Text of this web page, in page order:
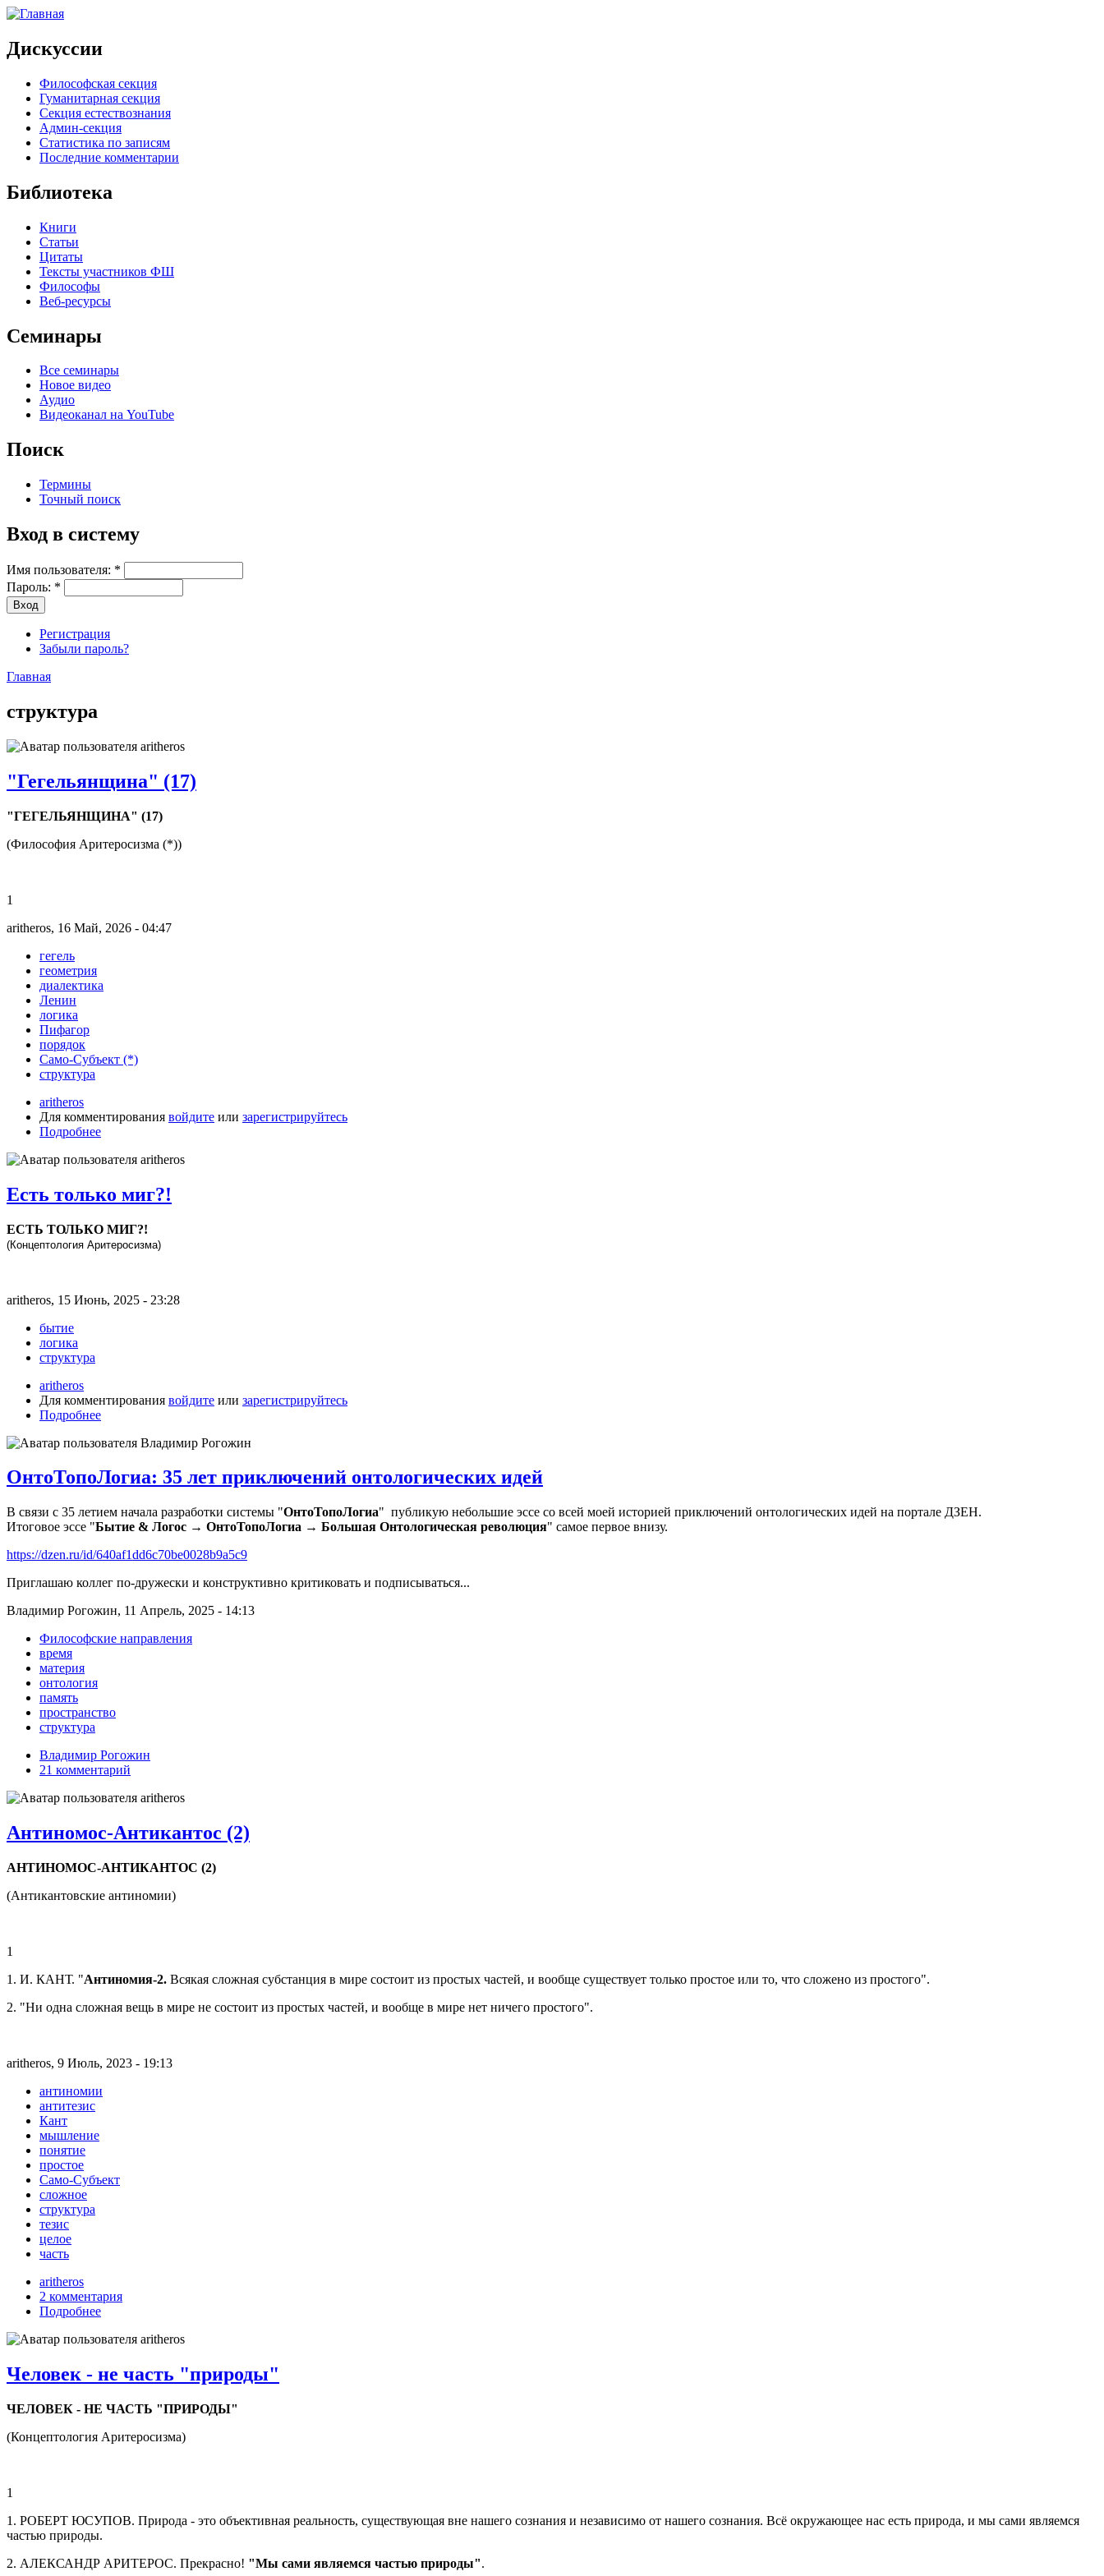
Дискуссии
Философская секция
Гуманитарная секция
Секция естествознания
Админ-секция
Статистика по записям
Последние комментарии
Библиотека
Книги
Статьи
Цитаты
Тексты участников ФШ
Философы
Веб-ресурсы
Семинары
Все семинары
Новое видео
Аудио
Видеоканал на YouTube
Поиск
Термины
Точный поиск
Вход в систему
Имя пользователя: *
Пароль: *
Регистрация
Забыли пароль?
Главная
структура
"Гегельянщина" (17)
"ГЕГЕЛЬЯНЩИНА" (17)
(Философия Аритеросизма (*))
1
aritheros, 16 Май, 2026 - 04:47
гегель
геометрия
диалектика
Ленин
логика
Пифагор
порядок
Само-Субъект (*)
структура
aritheros
Для комментирования войдите или зарегистрируйтесь
Подробнее
Есть только миг?!
ЕСТЬ ТОЛЬКО МИГ?!
(Концептология Аритеросизма)
aritheros, 15 Июнь, 2025 - 23:28
бытие
логика
структура
aritheros
Для комментирования войдите или зарегистрируйтесь
Подробнее
ОнтоТопоЛогиа: 35 лет приключений онтологических идей
В связи с 35 летием начала разработки системы "ОнтоТопоЛогиа" публикую небольшие эссе со всей моей историей приключений онтологических идей на портале ДЗЕН.
Итоговое эссе "Бытие & Логос → ОнтоТопоЛогиа → Большая Онтологическая революция" самое первое внизу.
https://dzen.ru/id/640af1dd6c70be0028b9a5c9
Приглашаю коллег по-дружески и конструктивно критиковать и подписываться...
Владимир Рогожин, 11 Апрель, 2025 - 14:13
Философские направления
время
материя
онтология
память
пространство
структура
Владимир Рогожин
21 комментарий
Антиномос-Антикантос (2)
АНТИНОМОС-АНТИКАНТОС (2)
(Антикантовские антиномии)
1
1. И. КАНТ. "Антиномия-2. Всякая сложная субстанция в мире состоит из простых частей, и вообще существует только простое или то, что сложено из простого".
2. "Ни одна сложная вещь в мире не состоит из простых частей, и вообще в мире нет ничего простого".
aritheros, 9 Июль, 2023 - 19:13
антиномии
антитезис
Кант
мышление
понятие
простое
Само-Субъект
сложное
структура
тезис
целое
часть
aritheros
2 комментария
Подробнее
Человек - не часть "природы"
ЧЕЛОВЕК - НЕ ЧАСТЬ "ПРИРОДЫ"
(Концептология Аритеросизма)
1
1. РОБЕРТ ЮСУПОВ. Природа - это объективная реальность, существующая вне нашего сознания и независимо от нашего сознания. Всё окружающее нас есть природа, и мы сами являемся
частью природы.
2. АЛЕКСАНДР АРИТЕРОС. Прекрасно! "Мы сами являемся частью природы".